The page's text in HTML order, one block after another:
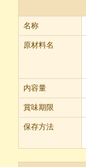
名称
原材料名
内容量
賞味期限
保存方法